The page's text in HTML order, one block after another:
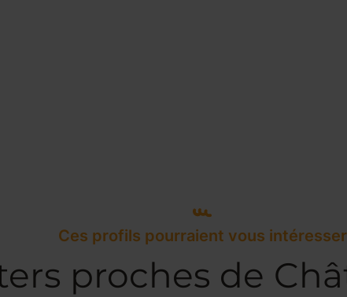
Ces profils pourraient vous intéresser
proches de